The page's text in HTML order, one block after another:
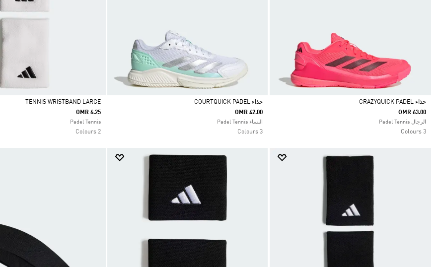
Selected
حذاء CRAZYQUICK PADEL
OMR 63.00
الرجال Padel Tennis
3 Colours
Selected
حذاء COURTQUICK PADEL
OMR 42.00
النساء Padel Tennis
3 Colours
Selected
TENNIS WRISTBAND LARGE
OMR 6.25
Padel Tennis
2 Colours